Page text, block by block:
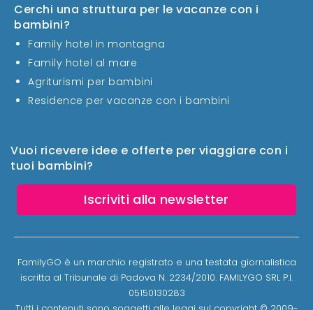
Vuoi ricevere idee e offerte per viaggiare con i
tuoi bambini?
Iscriviti alla newsletter
Cerchi una struttura per le vacanze con i
bambini?
Family hotel in montagna
Family hotel al mare
Agriturismi per bambini
Residence per vacanze con i bambini
FamilyGO è un marchio registrato e una testata giornalistica
iscritta al Tribunale di Padova N. 2234/2010. FAMILYGO SRL P.I.
05150130283